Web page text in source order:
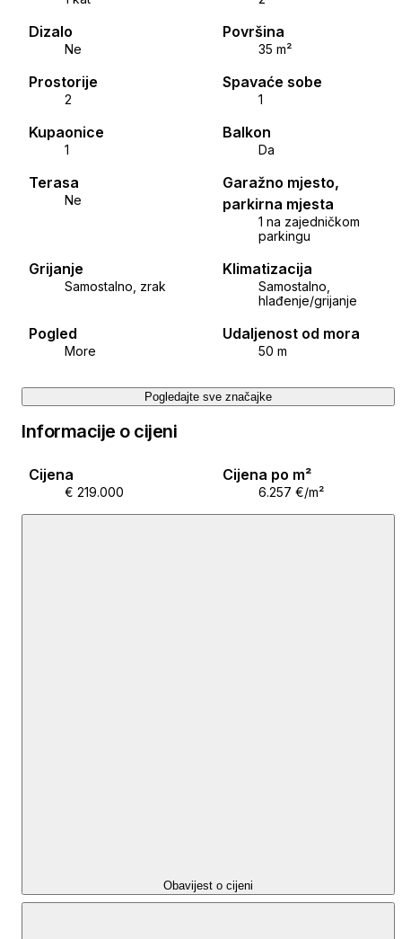
Elvir Tabaković
Mob: +385 92 3302 765
E-mail: elvir.tabakovic@superior-realestate.eu
www.superior-realestate.eu
Dijana Kršul
Tel: +385 91 2218 000
E-mail: dijana.krsul@superior-realestate.eu
Dizalo
Ne
Površina
35 m²
Prostorije
2
Spavaće sobe
1
Kupaonice
1
Balkon
Da
Terasa
Ne
Garažno mjesto,
parkirna mjesta
1 na zajedničkom
parkingu
Grijanje
Samostalno, zrak
Klimatizacija
Samostalno,
hlađenje/grijanje
Pogled
More
Udaljenost od mora
50 m
Pogledajte sve značajke
Informacije o cijeni
Cijena
€ 219.000
Cijena po m²
6.257 €/m²
Obavijest o cijeni